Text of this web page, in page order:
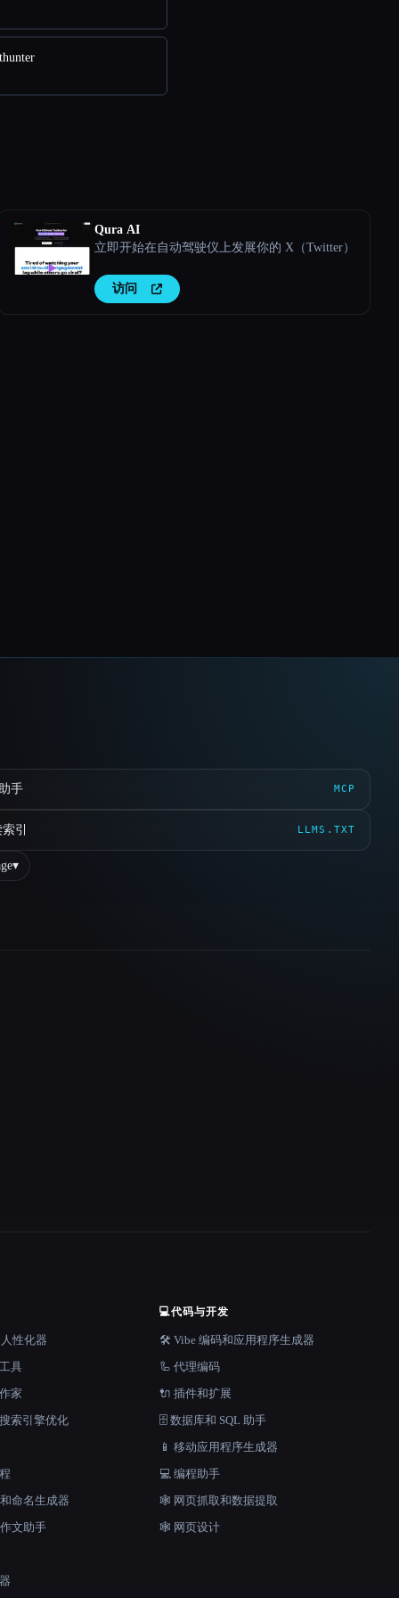
Qura AI
立即开始在自动驾驶仪上发展你的 X（Twitter）
访问
手 MCP
引 LLMS.TXT
▾
性化器
具
家
索引擎优化
命名生成器
文助手
💻代码与开发
🛠️ Vibe 编码和应用程序生成器
🦾 代理编码
🔌 插件和扩展
🗄️ 数据库和 SQL 助手
📱 移动应用程序生成器
💻 编程助手
🕸️ 网页抓取和数据提取
🕸 网页设计